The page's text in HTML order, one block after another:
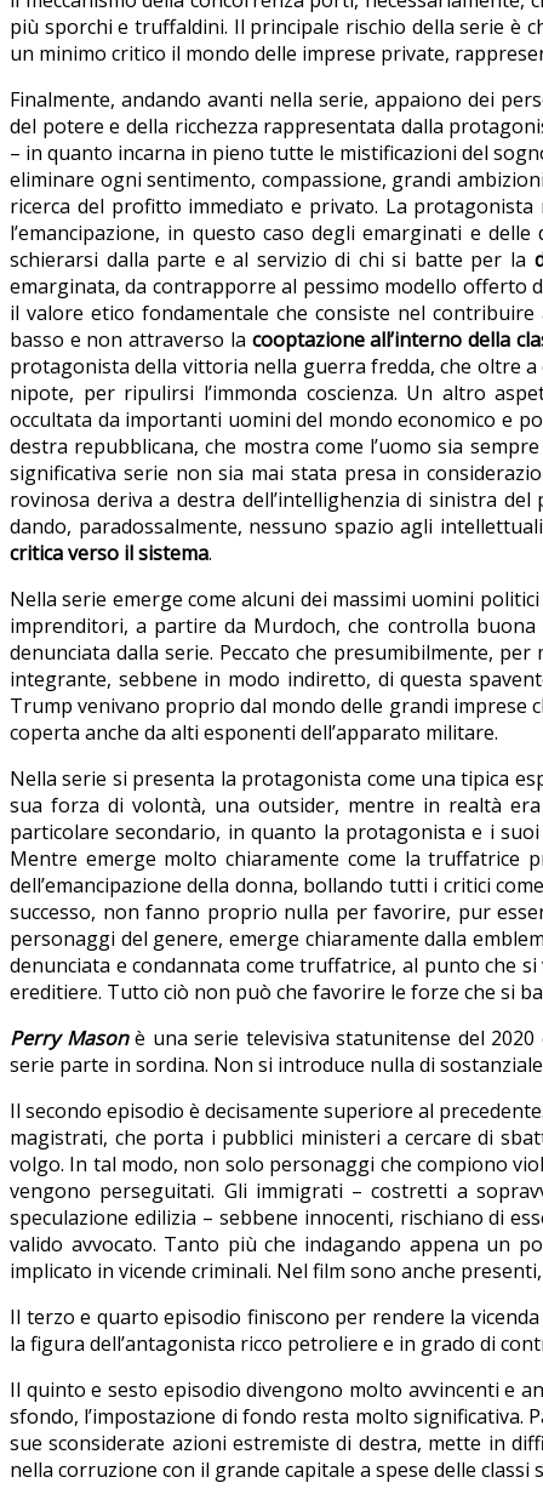
più sporchi e truffaldini. Il principale rischio della serie è
un minimo critico il mondo delle imprese private,
Finalmente, andando avanti nella serie, appaiono dei
del potere e della ricchezza rappresentata dalla
– in quanto incarna in pieno tutte le mistificazioni del
eliminare ogni sentimento, compassione, grandi
ricerca del profitto immediato e privato. La
l’emancipazione, in questo caso degli emarginati e
schierarsi dalla parte e al servizio di chi si batte per la
emarginata, da contrapporre al pessimo modello offerto
il valore etico fondamentale che consiste nel
basso e non attraverso la cooptazione all’interno della
protagonista della vittoria nella guerra fredda, che oltre
nipote, per ripulirsi l’immonda coscienza. Un altro
occultata da importanti uomini del mondo economico e
destra repubblicana, che mostra come l’uomo sia
significativa serie non sia mai stata presa in
rovinosa deriva a destra dell’intellighenzia di sinistra
dando, paradossalmente, nessuno spazio agli
critica verso il sistema.
Nella serie emerge come alcuni dei massimi uomini
imprenditori, a partire da Murdoch, che controlla
denunciata dalla serie. Peccato che presumibilmente,
integrante, sebbene in modo indiretto, di questa
Trump venivano proprio dal mondo delle grandi imprese
coperta anche da alti esponenti dell’apparato militare.
Nella serie si presenta la protagonista come una tipica
sua forza di volontà, una outsider, mentre in realtà
particolare secondario, in quanto la protagonista e i
Mentre emerge molto chiaramente come la truffatrice
dell’emancipazione della donna, bollando tutti i critici
successo, non fanno proprio nulla per favorire, pur
personaggi del genere, emerge chiaramente dalla
denunciata e condannata come truffatrice, al punto che
ereditiere. Tutto ciò non può che favorire le forze che si
Perry Masonè una serie televisiva statunitense del 2020
serie parte in sordina. Non si introduce nulla di
Il secondo episodio è decisamente superiore al
magistrati, che porta i pubblici ministeri a cercare di
volgo. In tal modo, non solo personaggi che compiono
vengono perseguitati. Gli immigrati – costretti a
speculazione edilizia – sebbene innocenti, rischiano di
valido avvocato. Tanto più che indagando appena un
implicato in vicende criminali. Nel film sono anche
Il terzo e quarto episodio finiscono per rendere la
la figura dell’antagonista ricco petroliere e in grado di
Il quinto e sesto episodio divengono molto avvincenti e
sfondo, l’impostazione di fondo resta molto
sue sconsiderate azioni estremiste di destra, mette in
nella corruzione con il grande capitale a spese delle classi